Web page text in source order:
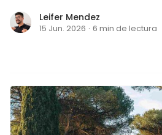
Leifer Mendez
15 Jun. 2026 · 6 min de lectura